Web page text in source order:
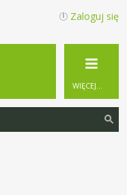
Zaloguj się
WIĘCEJ…